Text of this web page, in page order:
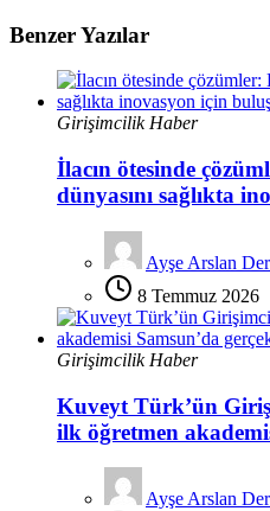
Benzer Yazılar
Girişimcilik Haber
İlacın ötesinde
dünyasını sağlıkta
Ayşe Arslan
8 Temmuz 2026
Girişimcilik Haber
Kuveyt Türk’ün
ilk öğretmen
Ayşe Arslan